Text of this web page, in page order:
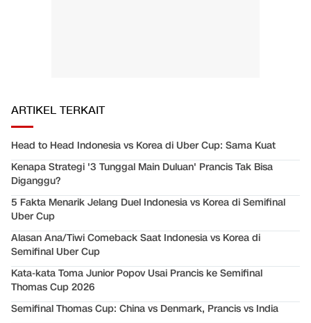
ARTIKEL TERKAIT
Head to Head Indonesia vs Korea di Uber Cup: Sama Kuat
Kenapa Strategi '3 Tunggal Main Duluan' Prancis Tak Bisa
Diganggu?
5 Fakta Menarik Jelang Duel Indonesia vs Korea di Semifinal
Uber Cup
Alasan Ana/Tiwi Comeback Saat Indonesia vs Korea di
Semifinal Uber Cup
Kata-kata Toma Junior Popov Usai Prancis ke Semifinal
Thomas Cup 2026
Semifinal Thomas Cup: China vs Denmark, Prancis vs India